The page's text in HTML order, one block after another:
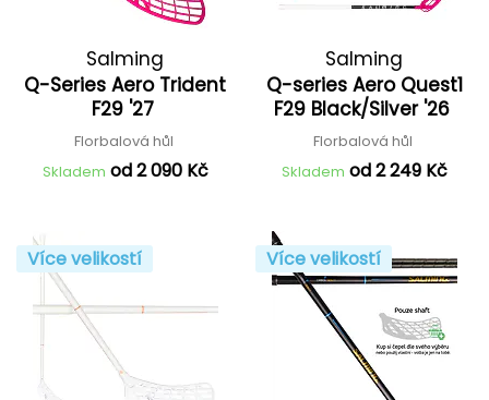
Salming
Q-Series Aero Trident
F29 '27
Florbalová hůl
Skladem od 2 090 Kč
Salming
Q-series Aero Quest1
F29 Black/Silver '26
Florbalová hůl
Skladem od 2 249 Kč
Více velikostí Více velikostí